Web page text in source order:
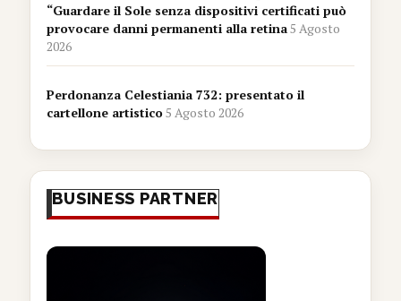
“Guardare il Sole senza dispositivi certificati può
provocare danni permanenti alla retina5 Agosto
2026
Perdonanza Celestiania 732: presentato il
cartellone artistico5 Agosto 2026
BUSINESS PARTNER